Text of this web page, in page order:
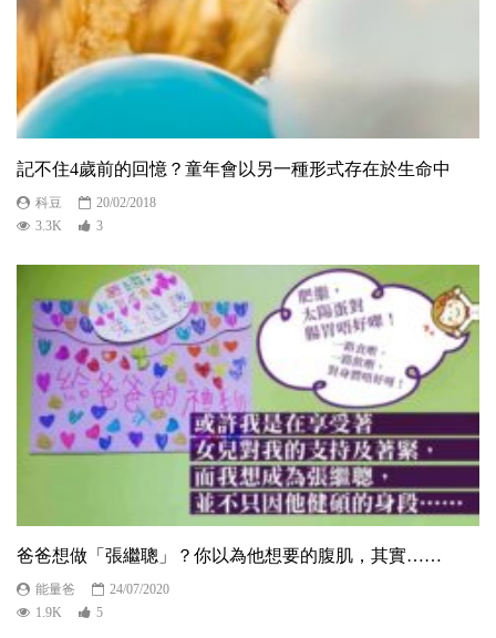
記不住4歲前的回憶？童年會以另一種形式存在於生命中
科豆
20/02/2018
3.3K
3
爸爸想做「張繼聰」？你以為他想要的腹肌，其實……
能量爸
24/07/2020
1.9K
5